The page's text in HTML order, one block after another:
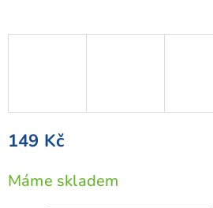
149 Kč
Měrná
cena:
Máme skladem